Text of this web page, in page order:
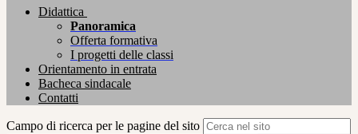
Didattica
Panoramica
Offerta formativa
I progetti delle classi
Orientamento in entrata
Bacheca sindacale
Contatti
Campo di ricerca per le pagine del sito